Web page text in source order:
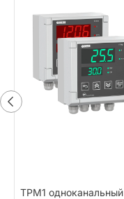
ТРМ1 одноканальный